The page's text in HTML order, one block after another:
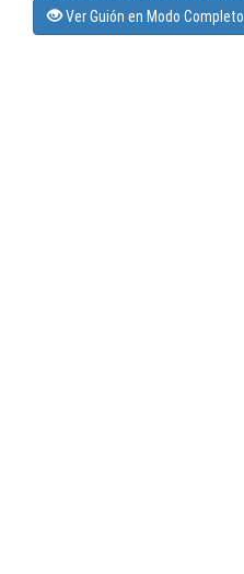
Ver Guión en Modo Completo